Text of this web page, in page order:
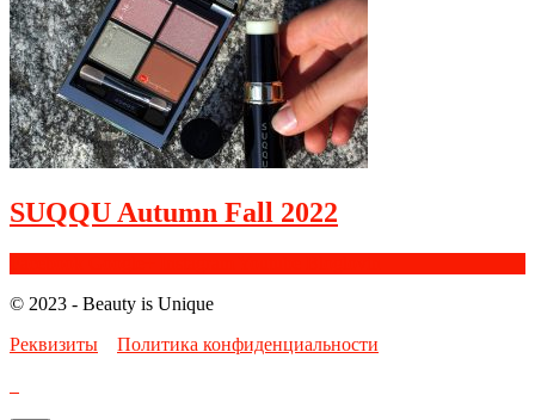
SUQQU Autumn Fall 2022
© 2023 - Beauty is Unique
Реквизиты
Политика конфиденциальности